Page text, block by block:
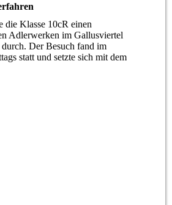
die Klasse 10cR einen
Adlerwerken im Gallusviertel
Der Besuch fand im
statt und setzte sich mit dem